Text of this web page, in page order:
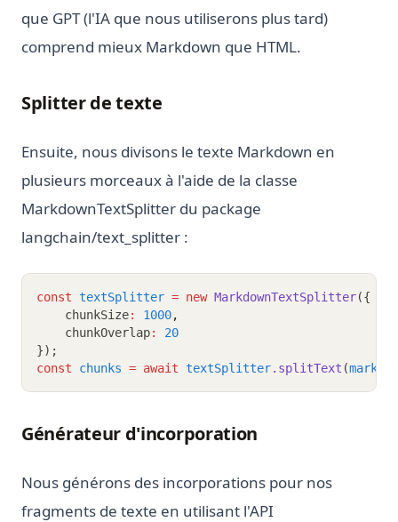
que GPT (l'IA que nous utiliserons plus tard)
comprend mieux Markdown que HTML.
Splitter de texte
Ensuite, nous divisons le texte Markdown en
plusieurs morceaux à l'aide de la classe
MarkdownTextSplitter du package
langchain/text_splitter :
const textSplitter = new MarkdownTextSplitter({
    chunkSize
: 1000,
    chunkOverlap
:
20
});
const
chunks = await textSplitter.splitText (
Générateur d'incorporation
Nous générons des incorporations pour nos
fragments de texte en utilisant l'API